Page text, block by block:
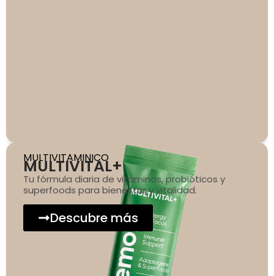
MULTIVITAMINICO
MULTIVITAL+
Tu fórmula diaria de vitaminas, probióticos y
superfoods para bienestar y vitalidad.
Descubre más